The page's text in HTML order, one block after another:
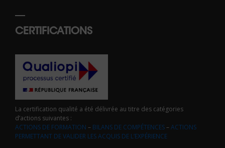
CERTIFICATIONS
La certification qualité a été délivrée au titre des catégories
d’actions suivantes :
ACTIONS DE FORMATION – BILANS DE COMPÉTENCES–ACTIONS
PERMETTANT DE VALIDER LES ACQUIS DE L’EXPÉRIENCE